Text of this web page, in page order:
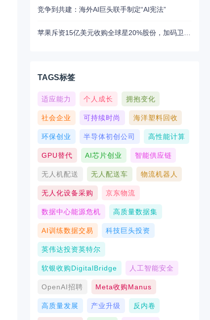
竞争到共建：海外AI巨头联手制定“AI宪法”
TAGS标签
适应能力 个人成长 拥抱变化
社会企业 可持续时尚 海洋塑料回收
环保创业 半导体初创公司 高性能计算
GPU替代 AI芯片创业 智能供应链
无人机配送 无人配送车 物流机器人
无人化设备采购 京东物流
数据中心能源危机 高质量数据集
AI训练数据交易 科技巨头投资
英伟达投资英特尔
软银收购DigitalBridge 人工智能安全
OpenAI招聘 Meta收购Manus
高质量发展 产业升级 反内卷